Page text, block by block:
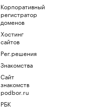
Корпоративный
регистратор
доменов
Хостинг
сайтов
Рег.решения
Знакомства
Сайт
знакомств
podbor.ru
РБК